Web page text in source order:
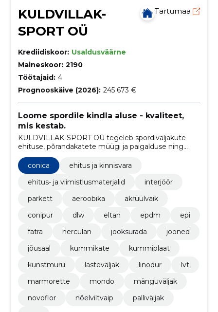
KULDVILLAK-
SPORT OÜ
Tartumaa
Krediidiskoor: Usaldusväärne
Maineskoor: 2190
Töötajaid: 4
Prognooskäive (2026): 245 673 €
Loome spordile kindla aluse - kvaliteet,
mis kestab.
KULDVILLAK-SPORT OÜ tegeleb spordiväljakute
ehituse, põrandakatete müügi ja paigalduse ning
conica
ehitus ja kinnisvara
ehitus- ja viimistlusmaterjalid
interjöör
parkett
aeroobika
akrüülvaik
conipur
dlw eltan epdm
epi
fatra
herculan jooksurada
jooned
jõusaal
kummikate
kummiplaat
kunstmuru
lasteväljak linodur
lvt
marmorette
mondo
mänguväljak
novoflor
nõelviltvaip
palliväljak